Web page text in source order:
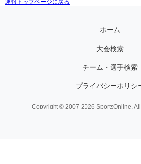
速報トップページに戻る
ホーム
大会検索
チーム・選手検索
プライバシーポリシ
Copyright © 2007-2026 SportsOnline.